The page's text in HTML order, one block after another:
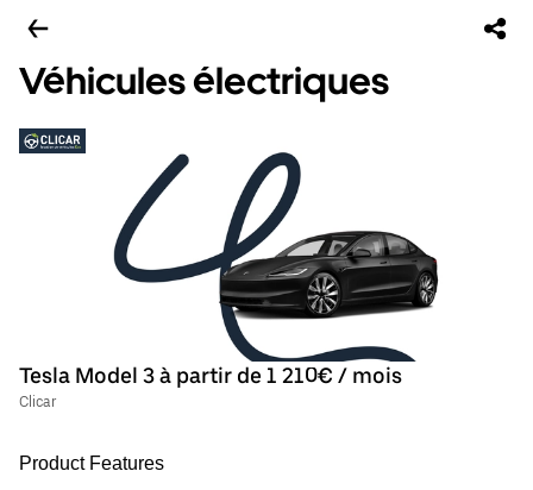
Véhicules électriques
Tesla Model 3 à partir de 1 210€ / mois
Clicar
Product Features